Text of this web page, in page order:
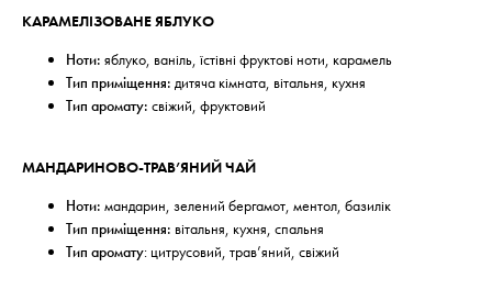
КАРАМЕЛІЗОВАНЕ ЯБЛУКО
Ноти: яблуко, ваніль, їстівні фруктові ноти, карамель
Тип приміщення: дитяча кімната, вітальня, кухня
Тип аромату: свіжий, фруктовий
МАНДАРИНОВО-ТРАВ’ЯНИЙ ЧАЙ
Ноти: мандарин, зелений бергамот, ментол, базилік
Тип приміщення: вітальня, кухня, спальня
Тип аромату: цитрусовий, трав’яний, свіжий